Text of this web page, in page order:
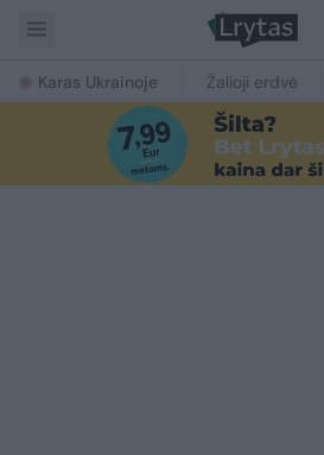
Karas Ukrainoje Žalioji erdvė